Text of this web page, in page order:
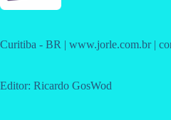
Curitiba - BR | www.jorle.com.br |
Editor: Ricardo GosWod